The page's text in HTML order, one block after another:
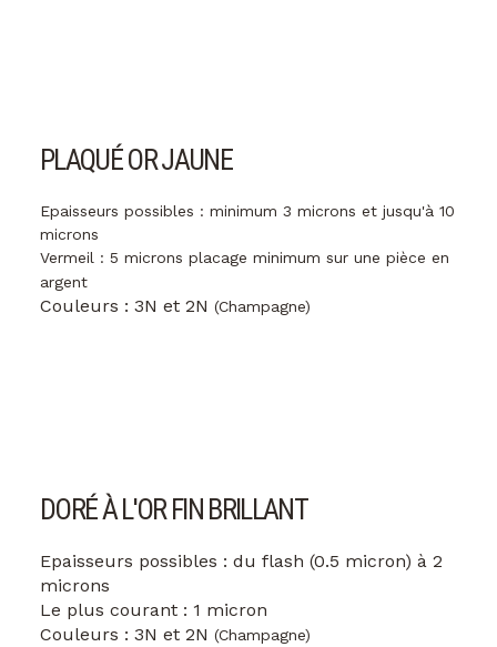
PLAQUÉ OR JAUNE
Epaisseurs possibles : minimum 3 microns et jusqu'à 10
microns
Vermeil : 5 microns placage minimum sur une pièce en
argent
Couleurs : 3N et 2N (Champagne)
DORÉ À L'OR FIN BRILLANT
Epaisseurs possibles : du flash (0.5 micron) à 2
microns
Le plus courant : 1 micron
Couleurs : 3N et 2N (Champagne)